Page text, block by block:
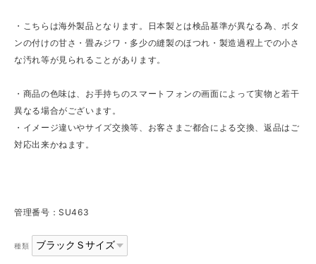
・こちらは海外製品となります。日本製とは検品基準が異なる為、ボタ
ンの付けの甘さ・畳みジワ・多少の縫製のほつれ・製造過程上での小さ
な汚れ等が見られることがあります。
・商品の色味は、お手持ちのスマートフォンの画面によって実物と若干
異なる場合がございます。
・イメージ違いやサイズ交換等、お客さまご都合による交換、返品はご
対応出来かねます。
管理番号：SU463
種類